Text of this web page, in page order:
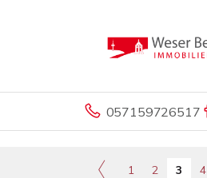
057159726517
1 2 3 4